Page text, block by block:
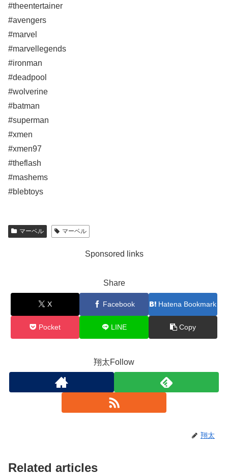
#theentertainer
#avengers
#marvel
#marvellegends
#ironman
#deadpool
#wolverine
#batman
#superman
#xmen
#xmen97
#theflash
#mashems
#blebtoys
マーベル マーベル
Sponsored links
Share
X Facebook Hatena Bookmark
Pocket LINE Copy
翔太Follow
翔太
Related articles